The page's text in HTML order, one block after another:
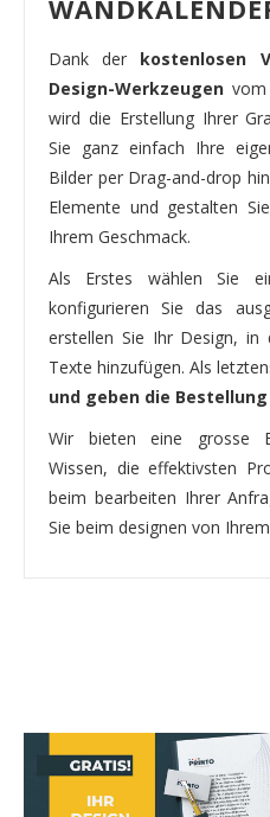
Dank der kostenlosen
Design-Werkzeugen
wird die Erstellung Ihrer
Sie ganz einfach Ihre
Bilder per Drag-and-drop
Elemente und gestalten
Ihrem Geschmack.
Als Erstes wählen Sie
konfigurieren Sie das
erstellen Sie Ihr Design,
Texte hinzufügen. Als
und geben die
Wir bieten eine grosse
Wissen, die effektivsten
beim bearbeiten Ihrer
Sie beim designen von